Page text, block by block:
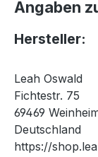
Angaben
Hersteller:
Leah Oswald
Fichtestr. 75
69469
Deutschland
https://